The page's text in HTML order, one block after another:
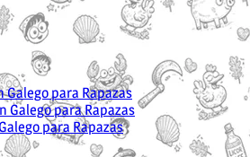
Galego para Rapazas
Galego para Rapazas
para Rapazas